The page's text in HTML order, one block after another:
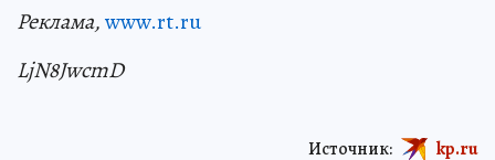
Реклама,www.rt.ru
LjN8JwcmD
Источник: kp.ru